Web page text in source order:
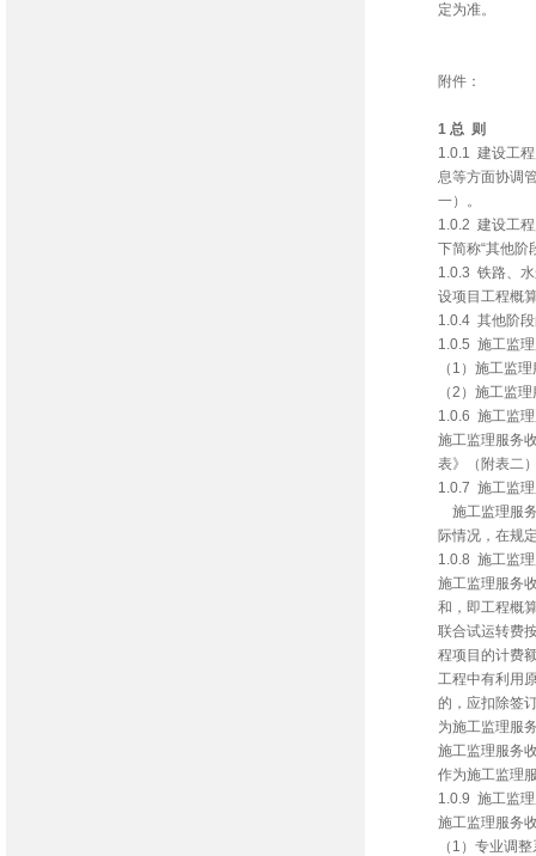
定为准。
附件：
1 总 则
1.0.1 建设工
息等方面协调
一）。
1.0.2 建设工
下简称“其他阶
1.0.3 铁路、
设项目工程概
1.0.4 其他阶
1.0.5 施工监
（1）施工监
（2）施工监
1.0.6 施工监
施工监理服务
表》（附表二
1.0.7 施工监
施工监理服
际情况，在规
1.0.8 施工监
施工监理服务
和，即工程概
联合试运转费
程项目的计费
工程中有利用
的，应扣除签
为施工监理服
施工监理服务
作为施工监理
1.0.9 施工监
施工监理服务
（1）专业调